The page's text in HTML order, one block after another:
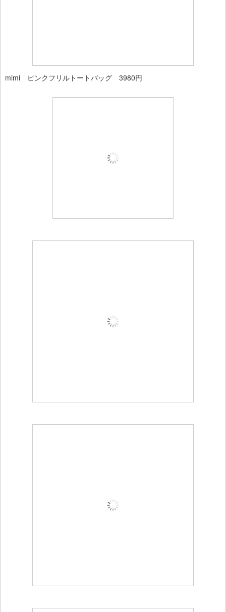
mimi ピンクフリルトートバッグ 3980円